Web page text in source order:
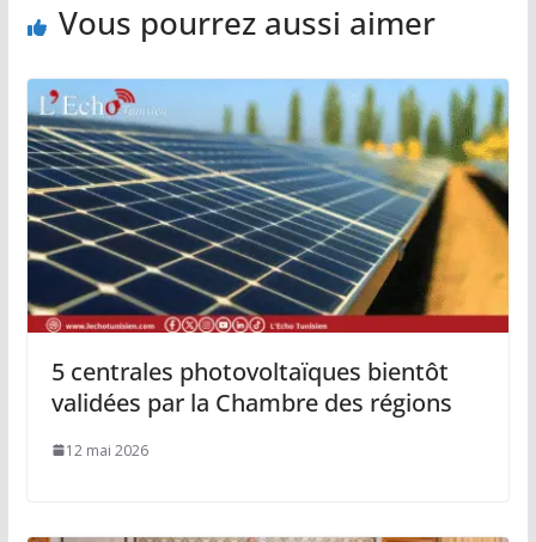
Vous pourrez aussi aimer
5 centrales photovoltaïques bientôt
validées par la Chambre des régions
12 mai 2026